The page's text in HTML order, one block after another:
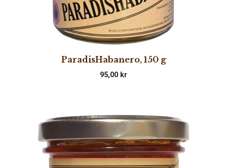
ParadisHabanero, 150 g
95,00 kr